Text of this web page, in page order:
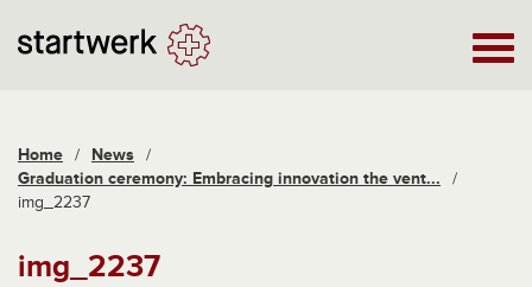
Home / News /
Graduation ceremony: Embracing innovation the vent...
/
img_2237
img_2237